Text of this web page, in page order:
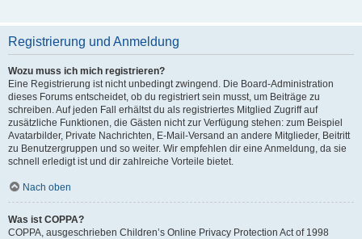
Registrierung und Anmeldung
Wozu muss ich mich registrieren?
Eine Registrierung ist nicht unbedingt zwingend. Die Board-Administration
dieses Forums entscheidet, ob du registriert sein musst, um Beiträge zu
schreiben. Auf jeden Fall erhältst du als registriertes Mitglied Zugriff auf
zusätzliche Funktionen, die Gästen nicht zur Verfügung stehen: zum Beispiel
Avatarbilder, Private Nachrichten, E-Mail-Versand an andere Mitglieder, Beitritt
zu Benutzergruppen und so weiter. Wir empfehlen dir eine Anmeldung, da sie
schnell erledigt ist und dir zahlreiche Vorteile bietet.
Nach oben
Was ist COPPA?
COPPA, ausgeschrieben Children’s Online Privacy Protection Act of 1998